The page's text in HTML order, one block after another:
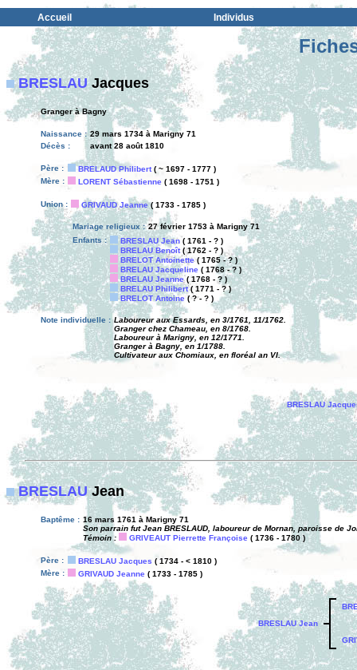
Accueil Individus
BRESLAUJacques
Granger à Bagny
Naissance : 29 mars 1734 à Marigny 71
Décès :
avant 28 août 1810
Père : BRELAUD Philibert( ~ 1697 - 1777 )
Mère :
LORENT Sébastienne ( 1698 - 1751 )
Union : GRIVAUD Jeanne( 1733 - 1785 )
Mariage religieux : 27 février 1753 à Marigny 71
Enfants :
BRESLAU Jean ( 1761 - ? )
BRELAU Benoît( 1762 - ? )
BRELOT Antoinette( 1765 - ? )
BRELAU Jacqueline ( 1768 - ? )
BRELAU Jeanne( 1768 - ? )
BRELAU Philibert( 1771 - ? )
BRELOT Antoine ( ? - ? )
Note individuelle : Laboureur aux Essards, en 3/1761, 11/1762.
Granger chez Chameau, en 8/1768.
Laboureur à Marigny, en 12/1771.
Granger à Bagny, en 1/1788.
Cultivateur aux Chomiaux, en floréal an VI.
BRESLAU
BRESLAUJean
Baptême : 16 mars 1761 à Marigny 71
Son parrain fut Jean BRESLAUD, laboureur de Mornan, paroisse de
Témoin :
GRIVEAUT Pierrette Françoise ( 1736 - 1780 )
Père : BRESLAU Jacques ( 1734 - < 1810 )
Mère :
GRIVAUD Jeanne ( 1733 - 1785 )
BRESLAU Jean